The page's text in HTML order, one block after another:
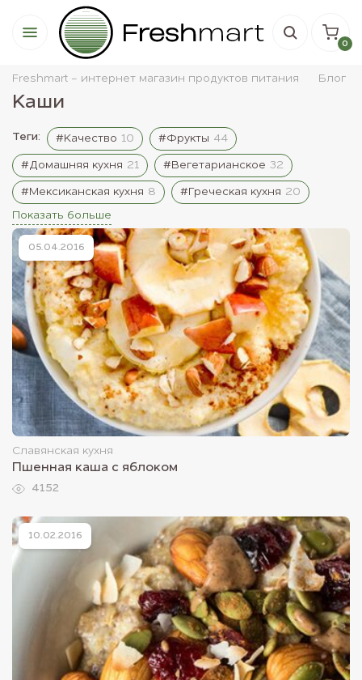
0
Freshmart - интернет магазин продуктов питания Блог
Каши
Теги:
Показать больше
#Качество 10 #Фрукты 44
#Домашняя кухня 21 #Вегетарианское 32
#Мексиканская кухня 8 #Греческая кухня 20
05.04.2016
Славянская кухня
Пшенная каша с яблоком
4152
10.02.2016